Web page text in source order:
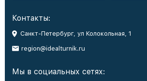
Контакты:
Санкт-Петербург, ул Колокольная, 1
region@idealturnik.ru
Мы в социальных сетях: